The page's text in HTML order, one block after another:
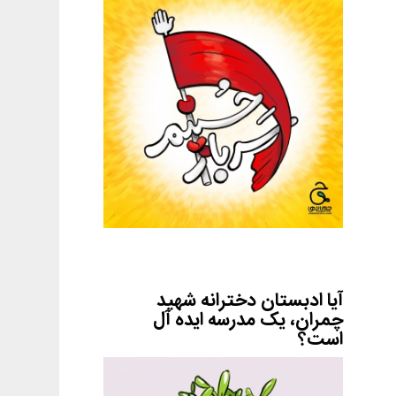
آیا ادبستان دخترانه شهید
چمران، یک مدرسه ایده آل
است؟